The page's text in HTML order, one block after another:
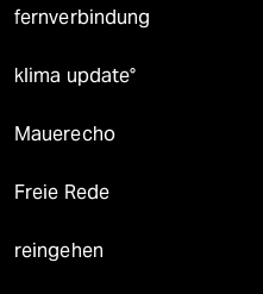
fernverbindung
klima update°
Mauerecho
Freie Rede
reingehen